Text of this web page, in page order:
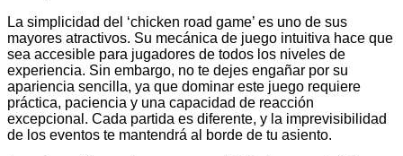
La simplicidad del ‘chicken road game’ es uno de sus
mayores atractivos. Su mecánica de juego intuitiva hace que
sea accesible para jugadores de todos los niveles de
experiencia. Sin embargo, no te dejes engañar por su
apariencia sencilla, ya que dominar este juego requiere
práctica, paciencia y una capacidad de reacción
excepcional. Cada partida es diferente, y la imprevisibilidad
de los eventos te mantendrá al borde de tu asiento.